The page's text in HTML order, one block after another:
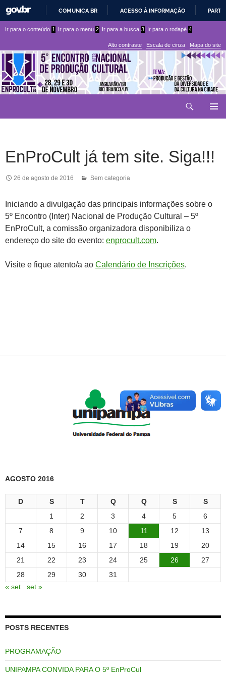
PARA
CONTEÚDO
COMUNICA BR ACESSO À INFORMAÇÃO
conteúdo
menu
superior
Ir para o conteúdo 1 Ir para o menu 2 Ir para a busca 3 Ir para o rodapé 4
Alto contraste Escala de cinza Mapa do site
EnProCult já tem site. Siga!!!
26 de agosto de 2016 Sem categoria
Iniciando a divulgação das principais informações sobre o
5º Encontro (Inter) Nacional de Produção Cultural – 5º
EnProCult, a comissão organizadora disponibiliza o
endereço do site do evento: enprocult.com.
Visite e fique atento/a ao Calendário de Inscrições.
AGOSTO 2016
D S T Q Q S
S
1
2 3 4 5
6
7
8 9 10 11 12
13
14
15 16 17 18 19
20
21
22 23 24 25 26
27
28
29 30
31
« set
set »
POSTS RECENTES
PROGRAMAÇÃO
UNIPAMPA CONVIDA PARA O 5º EnProCul